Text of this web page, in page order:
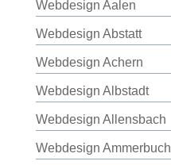
Webdesign Aalen
Webdesign Abstatt
Webdesign Achern
Webdesign Albstadt
Webdesign Allensbach
Webdesign Ammerbuch